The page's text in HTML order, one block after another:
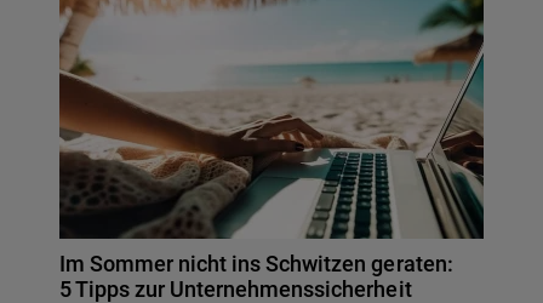
Im Sommer nicht ins Schwitzen geraten:
5 Tipps zur Unternehmenssicherheit